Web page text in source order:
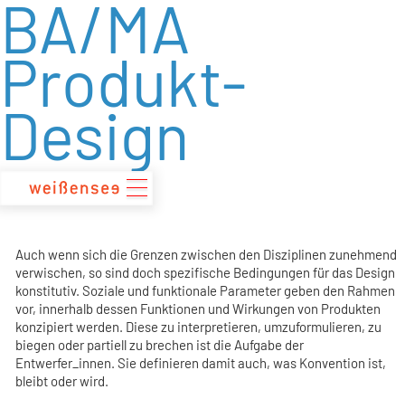
zum
Inhalt
BA/MA
Produkt-
Design
Auch wenn sich die Grenzen zwischen den Disziplinen zunehmend
verwischen, so sind doch spezifische Bedingungen für das Design
konstitutiv. Soziale und funktionale Parameter geben den Rahmen
vor, innerhalb dessen Funktionen und Wirkungen von Produkten
konzipiert werden. Diese zu interpretieren, umzuformulieren, zu
biegen oder partiell zu brechen ist die Aufgabe der
Entwerfer_innen. Sie definieren damit auch, was Konvention ist,
bleibt oder wird.